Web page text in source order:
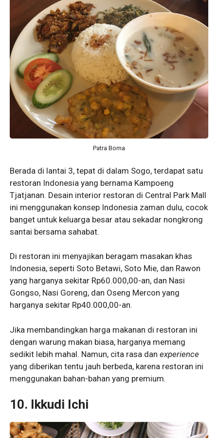
Patra Boma
Berada di lantai 3, tepat di dalam Sogo, terdapat satu
restoran Indonesia yang bernama Kampoeng
Tjatjanan. Desain interior restoran di Central Park Mall
ini menggunakan konsep Indonesia zaman dulu, cocok
banget untuk keluarga besar atau sekadar nongkrong
santai bersama sahabat.
Di restoran ini menyajikan beragam masakan khas
Indonesia, seperti Soto Betawi, Soto Mie, dan Rawon
yang harganya sekitar Rp60.000,00-an, dan Nasi
Gongso, Nasi Goreng, dan Oseng Mercon yang
harganya sekitar Rp40.000,00-an.
Jika membandingkan harga makanan di restoran ini
dengan warung makan biasa, harganya memang
sedikit lebih mahal. Namun, cita rasa dan experience
yang diberikan tentu jauh berbeda, karena restoran ini
menggunakan bahan-bahan yang premium.
10. Ikkudi Ichi